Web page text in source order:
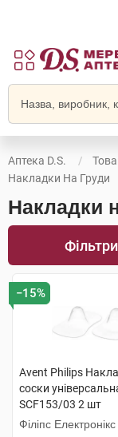
Аптека D.S.
Накладки На Груди
Накладки
Фільтри
−15%
Avent Philips
соски
SCF153/03 2 шт
Філіпс Електронікс